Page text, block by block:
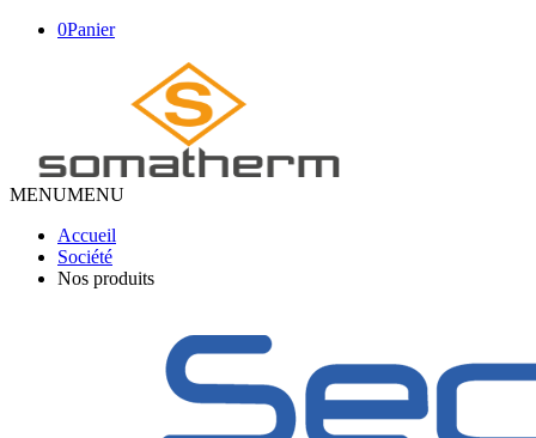
0Panier
MENUMENU
Accueil
Société
Nos produits